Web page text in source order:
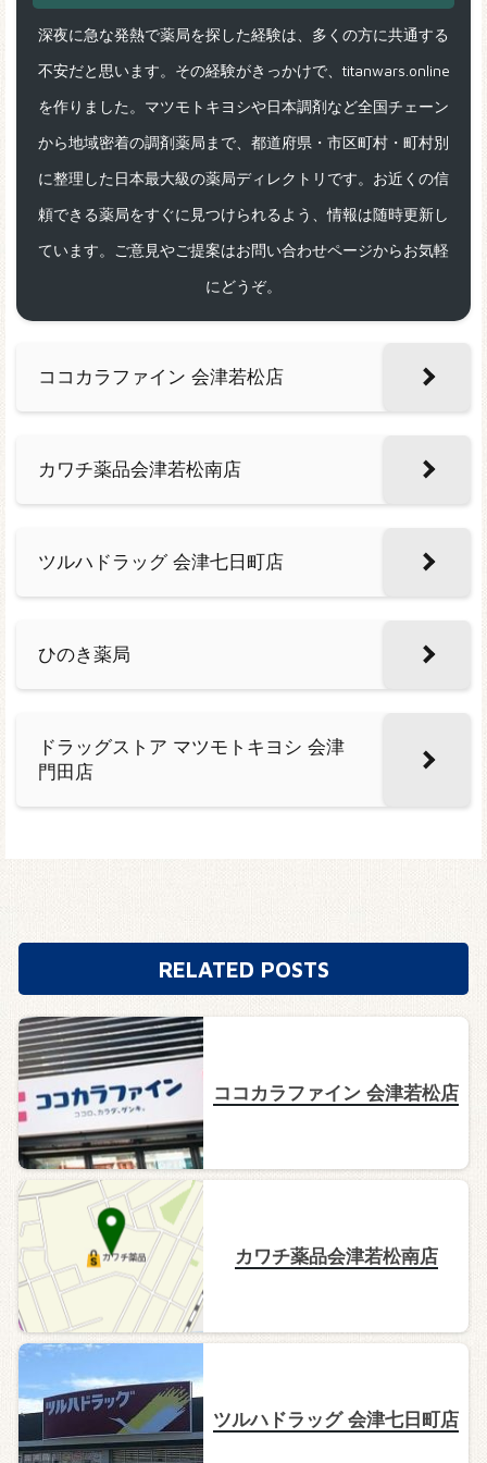
深夜に急な発熱で薬局を探した経験は、多くの方に共通する
不安だと思います。その経験がきっかけで、titanwars.online
を作りました。マツモトキヨシや日本調剤など全国チェーン
から地域密着の調剤薬局まで、都道府県・市区町村・町村別
に整理した日本最大級の薬局ディレクトリです。お近くの信
頼できる薬局をすぐに見つけられるよう、情報は随時更新し
ています。ご意見やご提案はお問い合わせページからお気軽
にどうぞ。
ココカラファイン 会津若松店
カワチ薬品会津若松南店
ツルハドラッグ 会津七日町店
ひのき薬局
ドラッグストア マツモトキヨシ 会津
門田店
RELATED POSTS
ココカラファイン 会津若松店
カワチ薬品会津若松南店
ツルハドラッグ 会津七日町店